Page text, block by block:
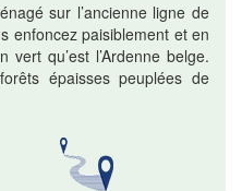
sur l’ancienne ligne de
enfoncez paisiblement et en
qu’est l’Ardenne belge.
épaisses peuplées de